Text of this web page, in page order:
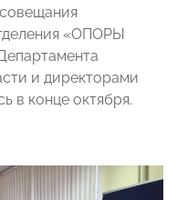
«ОПОРЫ
и директорами
в конце октября.